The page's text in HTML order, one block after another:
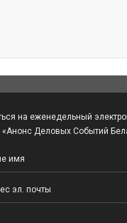
на еженедельный
«Анонс Деловых Событий